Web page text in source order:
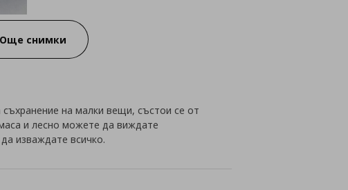
Още снимки
на малки вещи, състои се от
и лесно можете да виждате
изваждате всичко.